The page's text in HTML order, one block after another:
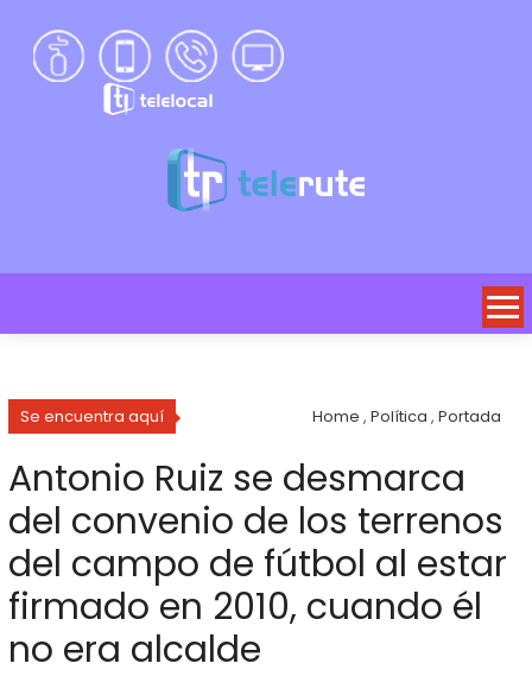
Se encuentra aquí Home ,Política ,Portada
Antonio Ruiz se desmarca
del convenio de los terrenos
del campo de fútbol al estar
firmado en 2010, cuando él
no era alcalde